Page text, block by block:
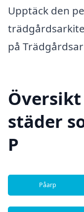
Upptäck den
på
städer
P
Påarp